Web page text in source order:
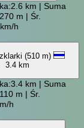
km | Suma
m | Śr.
h
(510 m)
3.4 km
km | Suma
m | Śr.
h